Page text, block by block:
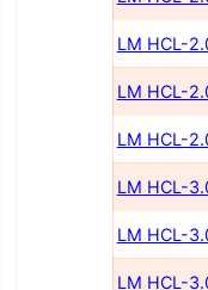
LM HCL-
LM HCL-
LM HCL-
LM HCL-
LM HCL-
LM HCL-